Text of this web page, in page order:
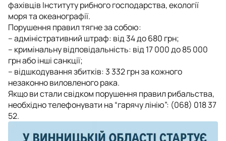
фахівців Інституту рибного господарства, екології
моря та океанографії.
Порушення правил тягне за собою:
– адміністративний штраф: від 34 до 680 грн;
– кримінальну відповідальність: від 17 000 до 85 000
грн або інші санкції;
– відшкодування збитків: 3 332 грн за кожного
незаконно виловленого рака.
Якщо ви стали свідком порушення правил рибальства,
необхідно телефонувати на “гарячу лінію”: (068) 018 37
52.